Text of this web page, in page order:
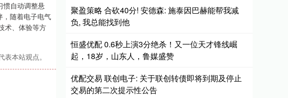
惯自动调整悬
随着电子电气
术、体验等方
本站观点。
聚盈策略 合砍40分! 安德森: 施泰因巴赫能帮我减
负, 我总能找到他
恒盛优配 0.6秒上演3分绝杀！又一位天才锋线崛
起，18岁，山东人，鲁媒盛赞
优配交易 联创电子: 关于联创转债即将到期及停止
交易的第二次提示性公告